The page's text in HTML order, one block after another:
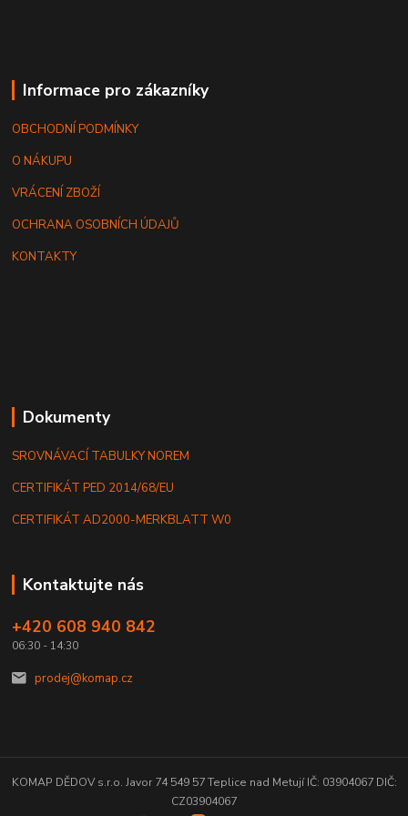
Informace pro zákazníky
OBCHODNÍ PODMÍNKY
O NÁKUPU
VRÁCENÍ ZBOŽÍ
OCHRANA OSOBNÍCH ÚDAJŮ
KONTAKTY
Dokumenty
SROVNÁVACÍ TABULKY NOREM
CERTIFIKÁT PED 2014/68/EU
CERTIFIKÁT AD2000-MERKBLATT W0
Kontaktujte nás
+420 608 940 842
06:30 - 14:30
prodej@komap.cz
KOMAP DĚDOV s.r.o. Javor 74 549 57 Teplice nad Metují IČ: 03904067 DIČ:
CZ03904067